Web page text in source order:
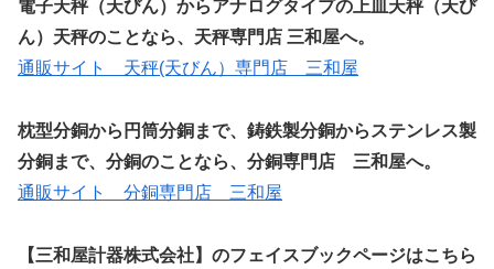
電子天秤（天びん）からアナログタイプの上皿天秤（天び
ん）天秤のことなら、天秤専門店 三和屋へ。
通販サイト 天秤(天びん）専門店 三和屋
枕型分銅から円筒分銅まで、鋳鉄製分銅からステンレス製
分銅まで、分銅のことなら、分銅専門店 三和屋へ。
通販サイト 分銅専門店 三和屋
【三和屋計器株式会社】のフェイスブックページはこちら